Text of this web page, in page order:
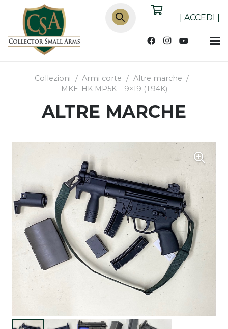
Products
search
ACCEDI
Collezioni / Armi corte / Altre marche /
MKE-HK MP5K – 9×19 (T94K)
ALTRE MARCHE